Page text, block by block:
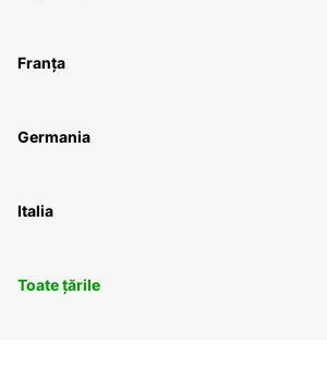
Franța
Germania
Italia
Toate țările